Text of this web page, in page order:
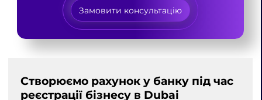
Замовити консультацію
Створюємо рахунок у банку під час
реєстрації бізнесу в Dubai